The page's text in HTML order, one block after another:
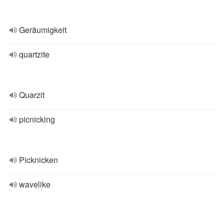
Geräumigkeit
quartzite
Quarzit
picnicking
Picknicken
wavelike